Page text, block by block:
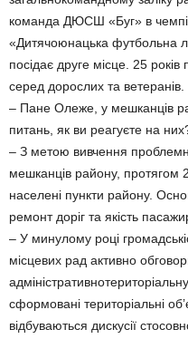
команда ДЮСШ «Буг» в
«Дитячоюнацька футбольна
посідає друге місце. 25 років
серед дорослих та ветеранів.
– Пане Олеже, у мешканців
питань, як ви реагуєте на
– З метою вивчення
мешканців району, протягом
населені пункти району.
ремонт доріг та якість
– У минулому році
місцевих рад активно
сформовані територіальні
відбуваються дискусії